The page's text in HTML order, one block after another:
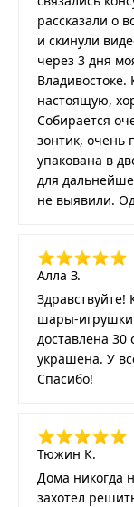
рассказали о
и скинули
через 3 дня
настоящую,
Собирается
зонтик, очень
упакована в
для
не выявили.
Алла З.
шары-
доставлена 30
украшена. У
Спасибо!
Тюжин К.
Дома никогда
захотел